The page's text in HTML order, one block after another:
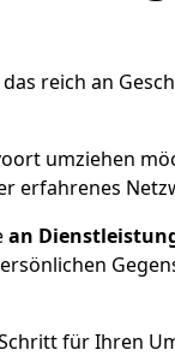
reich an
umziehen
erfahrenes
an
für Ihren